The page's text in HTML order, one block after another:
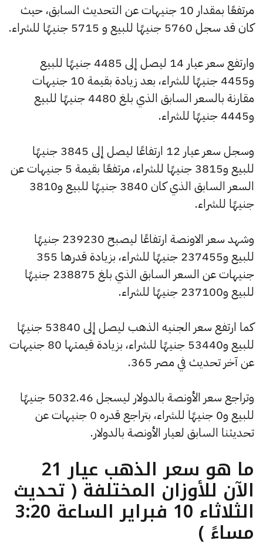
مرتفعًا بمقدار 10 جنيهات عن التحديث السابق، حيث
كان قد سجل 5760 جنيهًا للبيع و 5715 جنيهًا للشراء.
وارتفع سعر عيار 14 ليصل إلى 4485 جنيهًا للبيع
و4455 جنيهًا للشراء، بعد زيادة بقيمة 10 جنيهات
مقارنة بالسعر السابق الذي بلغ 4480 جنيهًا للبيع
و4445 جنيهًا للشراء.
وسجل سعر عيار 12 ارتفاعًا ليصل إلى 3845 جنيهًا
للبيع و3815 جنيهًا للشراء، مرتفعًا بقيمة 5 جنيهات عن
السعر السابق الذي كان 3840 جنيهًا للبيع و3810
جنيهًا للشراء.
وشهد سعر الاونصة ارتفاعًا ليصبح 239230 جنيهًا
للبيع و237455 جنيهًا للشراء، بزيادة قدرها 355
جنيهات عن السعر السابق الذي بلغ 238875 جنيهًا
للبيع و237100 جنيهًا للشراء.
كما ارتفع سعر الجنيه الذهب ليصل إلى 53840 جنيهًا
للبيع و53440 جنيهًا للشراء، بزيادة قيمتها 80 جنيهات
عن آخر تحديث في مصر 365.
وتراجع سعر الأونصة بالدولار ليسجل 5032.46 جنيهًا
للبيع و0 جنيهًا للشراء، بتراجع قدره 0 جنيهات عن
تحديثنا السابق لعيار الأونصة بالدولار.
ما هو سعر الذهب عيار 21
الآن للأوزان المختلفة ( تحديث
الثلاثاء 10 فبراير الساعة 3:20
مساءً )